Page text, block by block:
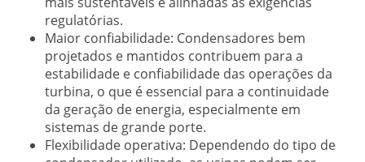
regulatórias.
Maior confiabilidade: Condensadores bem
projetados e mantidos contribuem para a
estabilidade e confiabilidade das operações da
turbina, o que é essencial para a continuidade
da geração de energia, especialmente em
sistemas de grande porte.
Flexibilidade operativa: Dependendo do tipo de